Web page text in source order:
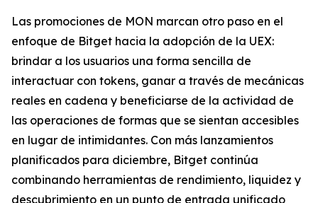
Las promociones de MON marcan otro paso en el
enfoque de Bitget hacia la adopción de la UEX:
brindar a los usuarios una forma sencilla de
interactuar con tokens, ganar a través de mecánicas
reales en cadena y beneficiarse de la actividad de
las operaciones de formas que se sientan accesibles
en lugar de intimidantes. Con más lanzamientos
planificados para diciembre, Bitget continúa
combinando herramientas de rendimiento, liquidez y
descubrimiento en un punto de entrada unificado